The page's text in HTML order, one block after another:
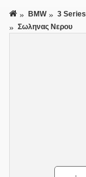
BMW 3 Series
Σωληνας Νερου